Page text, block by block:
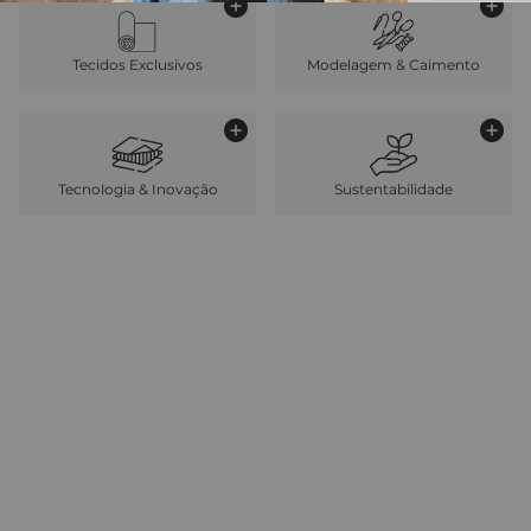
Tecidos Exclusivos Modelagem & Caimento
Tecnologia & Inovação Sustentabilidade